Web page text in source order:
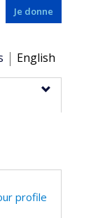
Je donne
English
profile